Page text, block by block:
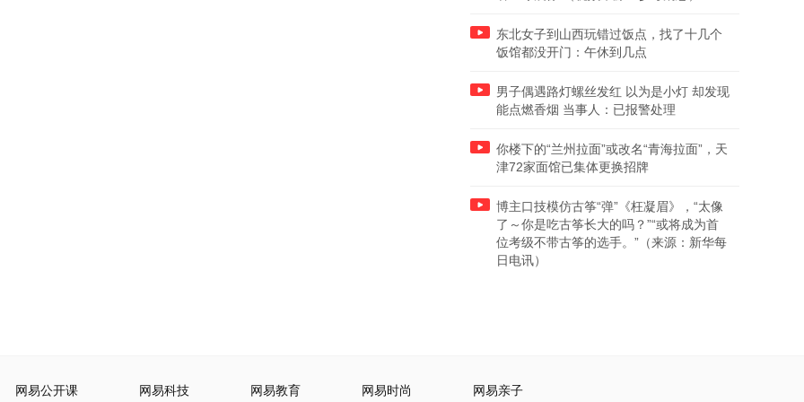
东北女子到山西玩错过饭点，找了十几个
饭馆都没开门：午休到几点
男子偶遇路灯螺丝发红 以为是小灯 却发现
能点燃香烟 当事人：已报警处理
你楼下的“兰州拉面”或改名“青海拉面”，天
津72家面馆已集体更换招牌
博主口技模仿古筝“弹”《枉凝眉》，“太像
了～你是吃古筝长大的吗？”“或将成为首
位考级不带古筝的选手。”（来源：新华每
日电讯）
网易公开课 网易科技 网易教育 网易时尚 网易亲子